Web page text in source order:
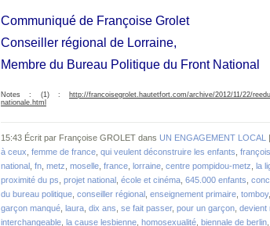
Communiqué de Françoise Grolet
Conseiller régional de Lorraine,
Membre du Bureau Politique du Front National
Notes : (1) : http://francoisegrolet.hautetfort.com/archive/2012/11/22/
nationale.html
15:43 Écrit par Françoise GROLET dans UN ENGAGEMENT LOCAL |
à ceux femme de france qui veulent déconstruire les enfants
national fn metz moselle france lorraine centre pompidou-metz la
proximité du ps projet national école et cinéma 645.000 enfants
du bureau politique conseiller régional enseignement primaire tomboy,
garçon manqué laura dix ans se fait passer, pour un garçon devient
interchangeable la cause lesbienne homosexualité biennale de berlin